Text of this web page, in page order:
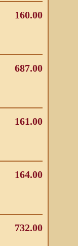
160.00
687.00
161.00
164.00
732.00